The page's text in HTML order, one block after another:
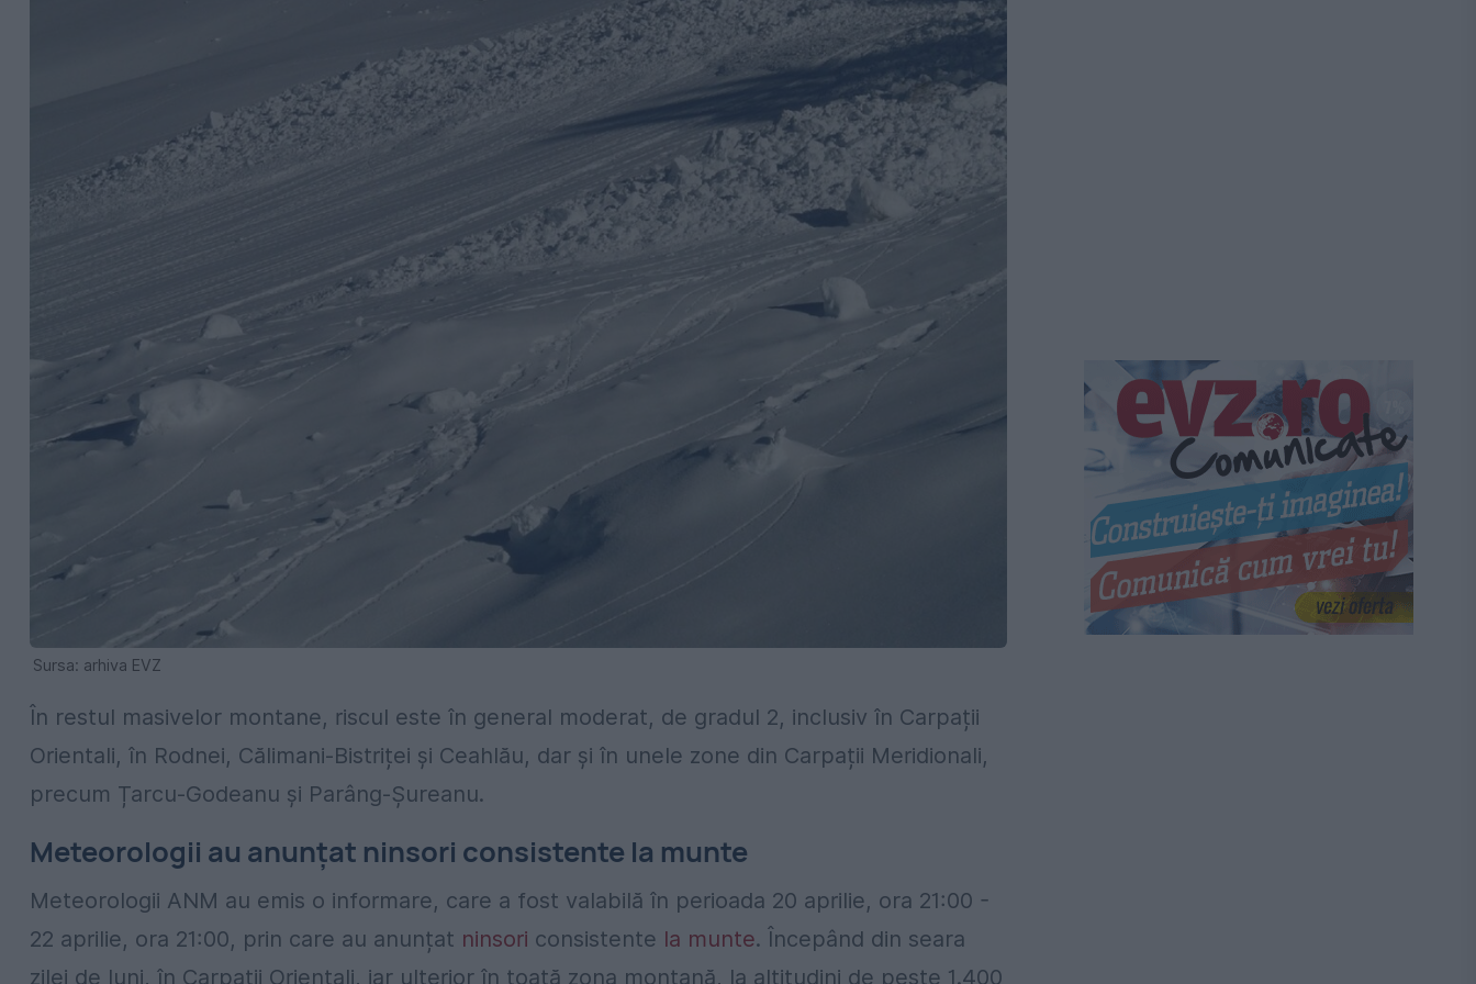
Sursa: arhiva EVZ
În restul masivelor montane, riscul este în general moderat, de gradul 2, inclusiv în Carpații
Orientali, în Rodnei, Călimani-Bistriței și Ceahlău, dar și în unele zone din Carpații Meridionali,
precum Țarcu-Godeanu și Parâng-Șureanu.
Meteorologii au anunțat ninsori consistente la munte
Meteorologii ANM au emis o informare, care a fost valabilă în perioada 20 aprilie, ora 21:00 -
22 aprilie, ora 21:00, prin care au anunțat ninsori consistente la munte. Începând din seara
zilei de luni, în Carpații Orientali, iar ulterior în toată zona montană, la altitudini de peste 1.400